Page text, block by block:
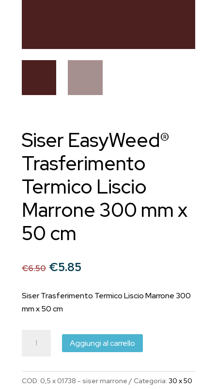
Siser EasyWeed®
Trasferimento
Termico Liscio
Marrone 300 mm x
50 cm
€6.50 Il
originale
era:
€5.85Il
attuale
Siser Trasferimento Termico Liscio Marrone 300
mm x 50 cm
EasyWeed®
Aggiungi al carrello
COD: 0,5 x 01738 - siser marrone Categoria: 30 x 50